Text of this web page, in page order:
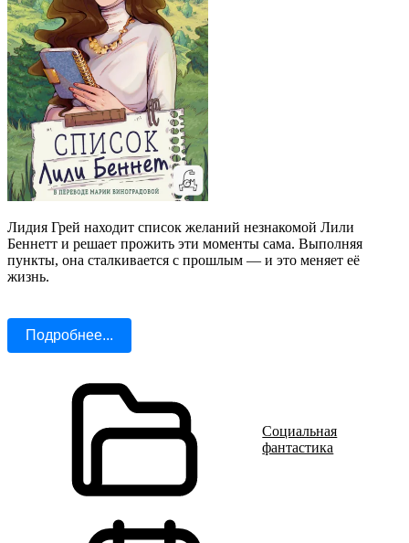
Лидия Грей находит список желаний незнакомой Лили
Беннетт и решает прожить эти моменты сама. Выполняя
пункты, она сталкивается с прошлым — и это меняет её
жизнь.
Подробнее...
Социальная
фантастика